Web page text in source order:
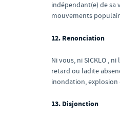
indépendant(e) de
mouvements
12. Renonciation
Ni vous, ni SICKLO ,
retard ou ladite
inondation,
13. Disjonction